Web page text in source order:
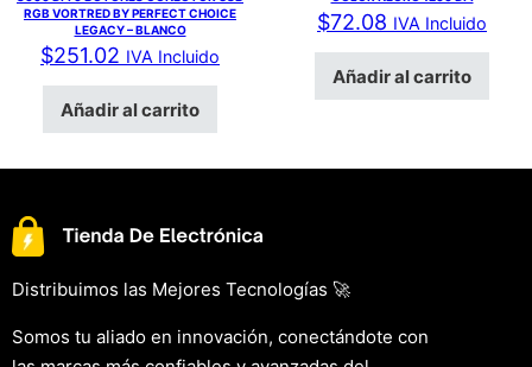
RGB VORTRED BY PERFECT CHOICE
LEGACY – BLANCO
$251.02 IVA Incluido
Añadir al carrito
$72.08 IVA Incluido
Añadir al carrito
Distribuimos las Mejores Tecnologías 🚀
Somos tu aliado en innovación, conectándote con